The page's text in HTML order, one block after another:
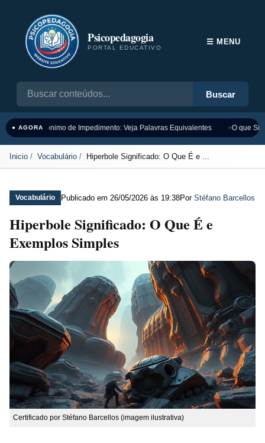
Psicopedagogia
PORTAL EDUCATIVO
Buscar
☰ MENU
● AGORASinônimo de Impedimento: Veja Palavras Equivalentes O que
Inicio Vocabulário Hiperbole Significado: O Que É e ...
Vocabulário Publicado em 26/05/2026 às 19:38Por Stéfano Barcellos
Hiperbole Significado: O Que É e
Exemplos Simples
Certificado por Stéfano Barcellos (imagem ilustrativa)